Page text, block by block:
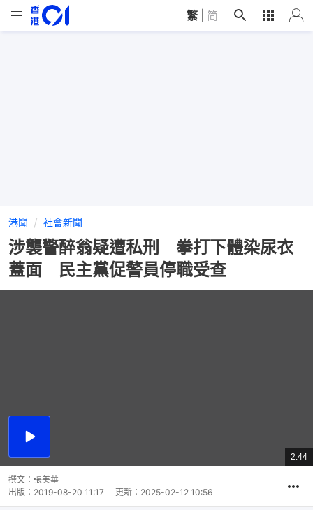
繁 简
港聞 社會新聞
涉襲警醉翁疑遭私刑 拳打下體染尿衣
蓋面 民主黨促警員停職受查
播
總
共
2:44
撰文： 張美華
出版： 2019-08-20 11:17 更新： 2025-02-12 10:56